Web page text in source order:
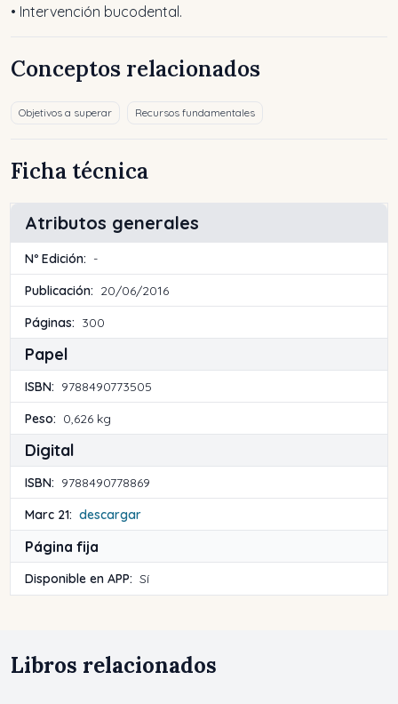
• Intervención bucodental.
Conceptos relacionados
Objetivos a superar Recursos fundamentales
Ficha técnica
Atributos generales
Nº Edición: -
Publicación: 20/06/2016
Páginas: 300
Papel
ISBN: 9788490773505
Peso: 0,626 kg
Digital
ISBN: 9788490778869
Marc 21: descargar
Página fija
Disponible en APP: Sí
Libros relacionados